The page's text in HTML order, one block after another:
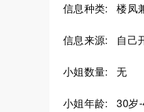
信息种类: 楼凤
信息来源: 自己
小姐数量: 无
小姐年龄: 30岁